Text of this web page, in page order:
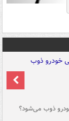
ذوب می‌شود؟